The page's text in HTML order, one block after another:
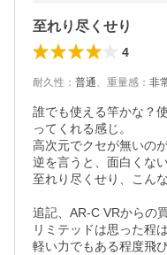
至れり尽くせり
4
耐久性 ： 普通、 重量感 ： 非
誰でも使える竿かな？
ってくれる感じ。
高次元でクセが無いの
逆を言うと、面白くな
至れり尽くせり、こん
追記、AR-C VRからの
リミテッドは思った程
軽い力でもある程度飛び